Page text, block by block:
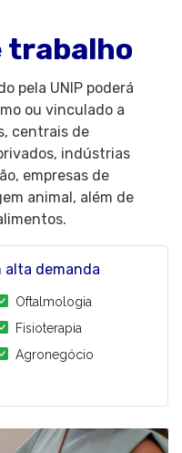
trabalho
pela UNIP poderá
ou vinculado a
centrais de
indústrias
empresas de
animal, além de
alta demanda
Oftalmologia
Fisioterapia
Agronegócio